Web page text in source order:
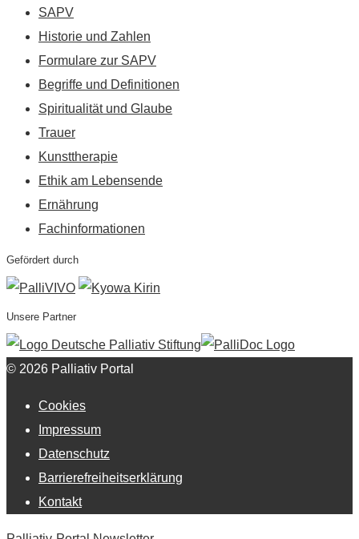
SAPV
Historie und Zahlen
Formulare zur SAPV
Begriffe und Definitionen
Spiritualität und Glaube
Trauer
Kunsttherapie
Ethik am Lebensende
Ernährung
Fachinformationen
Gefördert durch
Unsere Partner
© 2026 Palliativ Portal
Cookies
Impressum
Datenschutz
Barrierefreiheitserklärung
Kontakt